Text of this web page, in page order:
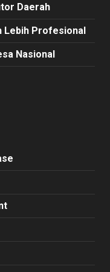
Daerah
Lebih Profesional
Nasional